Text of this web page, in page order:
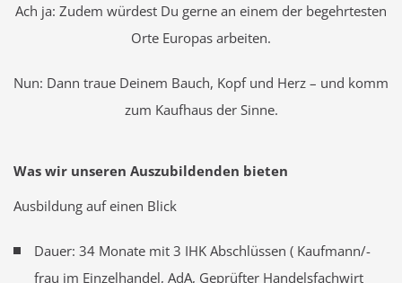
Ach ja: Zudem würdest Du gerne an einem der begehrtesten
Orte Europas arbeiten.
Nun: Dann traue Deinem Bauch, Kopf und Herz – und komm
zum Kaufhaus der Sinne.
Was wir unseren Auszubildenden bieten
Ausbildung auf einen Blick
Dauer: 34 Monate mit 3 IHK Abschlüssen ( Kaufmann/-
frau im Einzelhandel, AdA, Geprüfter Handelsfachwirt